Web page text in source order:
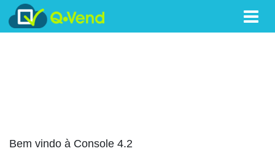
Bem vindo à Console 4.2